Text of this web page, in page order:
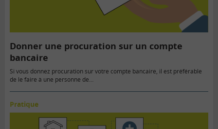
Donner une procuration sur un compte
bancaire
Si vous donnez procuration sur votre compte bancaire, il est préférable
de le faire à une personne de…
Pratique